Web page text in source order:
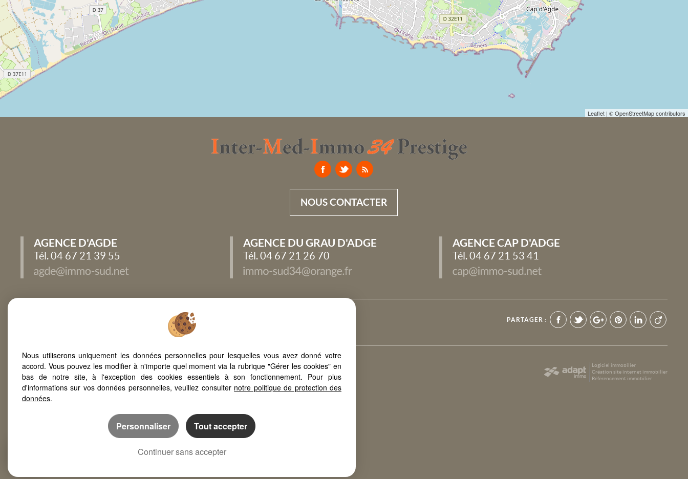
Leaflet | © OpenStreetMap contributors
NOUS CONTACTER
AGENCE D'AGDE
Tél. 04 67 21 39 55
AGENCE DU GRAU D'ADGE
Tél. 04 67 21 26 70
AGENCE CAP D'ADGE
Tél. 04 67 21 53 41
Politique de protection des données Gérer les cookies
PARTAGER :
Afin de vous offrir un confort de lecture permanent, depuis votre PC, votre tablette ou votre
smartphone, notre site s’adapte automatiquement aux différents types d'écrans
Logiciel immobilier
Création site internet immobilier
Référencement immobilier
Nous utiliserons uniquement les données personnelles pour lesquelles vous avez donné votre
accord. Vous pouvez les modifier à n'importe quel moment via la rubrique "Gérer les cookies" en
bas de notre site, à l'exception des cookies essentiels à son fonctionnement. Pour plus
d'informations sur vos données personnelles, veuillez consulter notre politique de protection des
données.
Personnaliser Tout accepter
Continuer sans accepter